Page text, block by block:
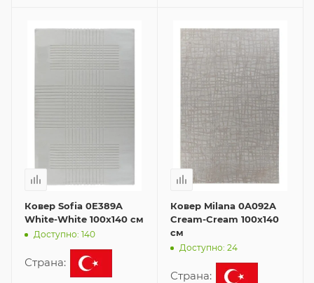
Ковер Sofia 0E389A
White-White 100x140 см
Доступно: 140
Страна:
Ковер Milana 0A092A
Cream-Cream 100x140
см
Доступно: 24
Страна: